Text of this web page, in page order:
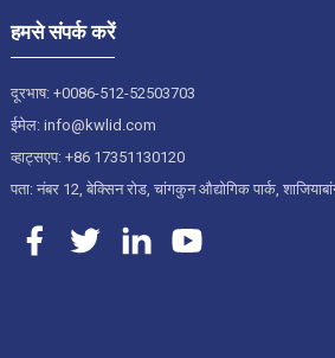
हमसे संपर्क करें
दूरभाष: +0086-512-52503703
ईमेल: info@kwlid.com
व्हाट्सएप: +86 17351130120
पता: नंबर 12, बेक्सिन रोड, चांगकुन औद्योगिक पार्क,